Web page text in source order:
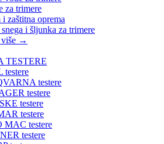
za trimere
i zaštitna oprema
i šljunka za trimere
→
TESTERE
testere
testere
testere
testere
testere
MAC testere
testere